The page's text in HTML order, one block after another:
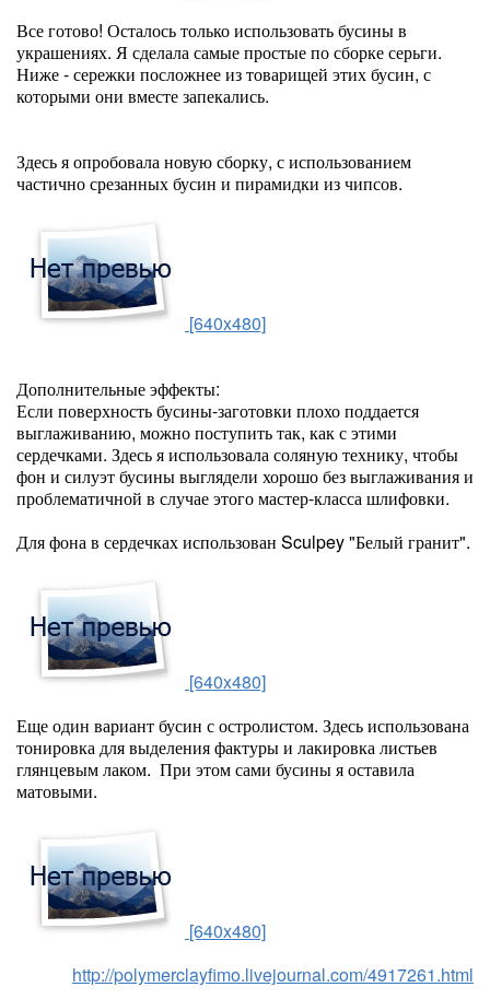
Все готово! Осталось только использовать бусины в
украшениях. Я сделала самые простые по сборке серьги.
Ниже - сережки посложнее из товарищей этих бусин, с
которыми они вместе запекались.
Здесь я опробовала новую сборку, с использованием
частично срезанных бусин и пирамидки из чипсов.
[640x480]
Дополнительные эффекты:
Если поверхность бусины-заготовки плохо поддается
выглаживанию, можно поступить так, как с этими
сердечками. Здесь я использовала соляную технику, чтобы
фон и силуэт бусины выглядели хорошо без выглаживания и
проблематичной в случае этого мастер-класса шлифовки.
Для фона в сердечках использован Sculpey "Белый гранит".
[640x480]
Еще один вариант бусин с остролистом. Здесь использована
тонировка для выделения фактуры и лакировка листьев
глянцевым лаком. При этом сами бусины я оставила
матовыми.
[640x480]
http://polymerclayfimo.livejournal.com/4917261.html